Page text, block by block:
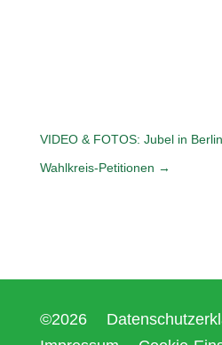
VIDEO & FOTOS: Jubel in
Wahlkreis-Petitionen →
©2026